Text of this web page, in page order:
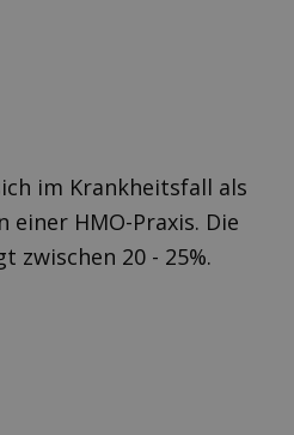
im Krankheitsfall als
einer HMO-Praxis. Die
zwischen 20 - 25%.